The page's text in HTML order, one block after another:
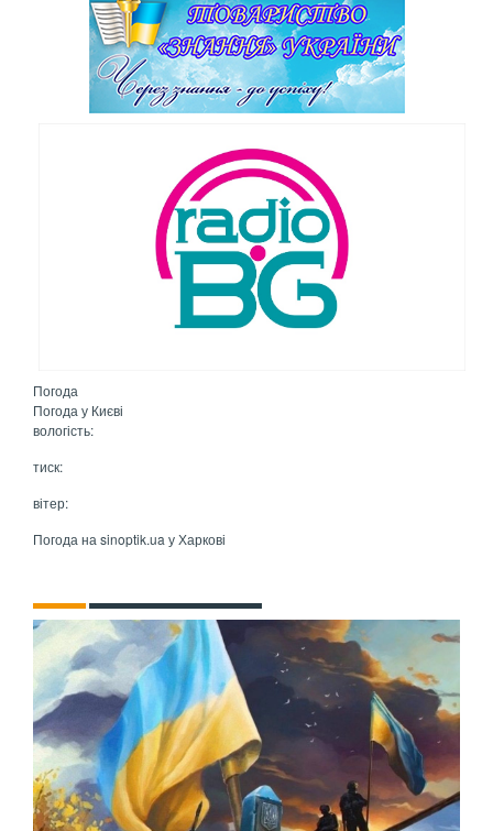
Погода
Погода у Києві
вологість:
тиск:
вітер:
Погода на sinoptik.ua у Харкові